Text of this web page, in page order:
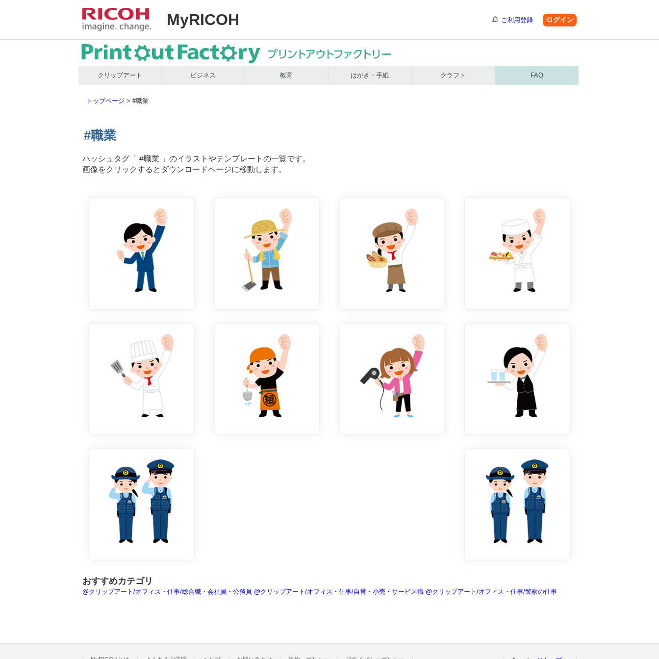
MyRICOH ご利用登録 ログイン
クリップアート ビジネス 教育 はがき・手紙 クラフト FAQ
トップページ > #職業
#職業
ハッシュタグ「 #職業 」のイラストやテンプレートの一覧です。
画像をクリックするとダウンロードページに移動します。
おすすめカテゴリ
@クリップアート/オフィス・仕事/総合職・会社員・公務員 @クリップアート/オフィス・仕事/自営・小売・サービス職 @クリップアート/オフィス・仕事/警察の仕事